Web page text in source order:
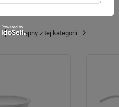
Następny z tej kategorii